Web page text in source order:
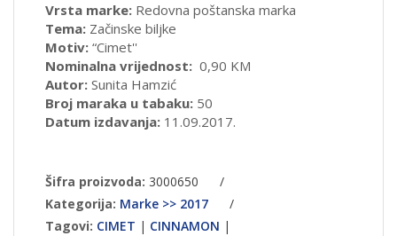
Vrsta marke: Redovna poštanska marka
Tema: Začinske biljke
Motiv: “Cimet''
Nominalna vrijednost: 0,90 KM
Autor: Sunita Hamzić
Broj maraka u tabaku: 50
Datum izdavanja: 11.09.2017.
Šifra proizvoda: 3000650
/
Kategorija: Marke >> 2017
/
Tagovi: CIMET | CINNAMON |